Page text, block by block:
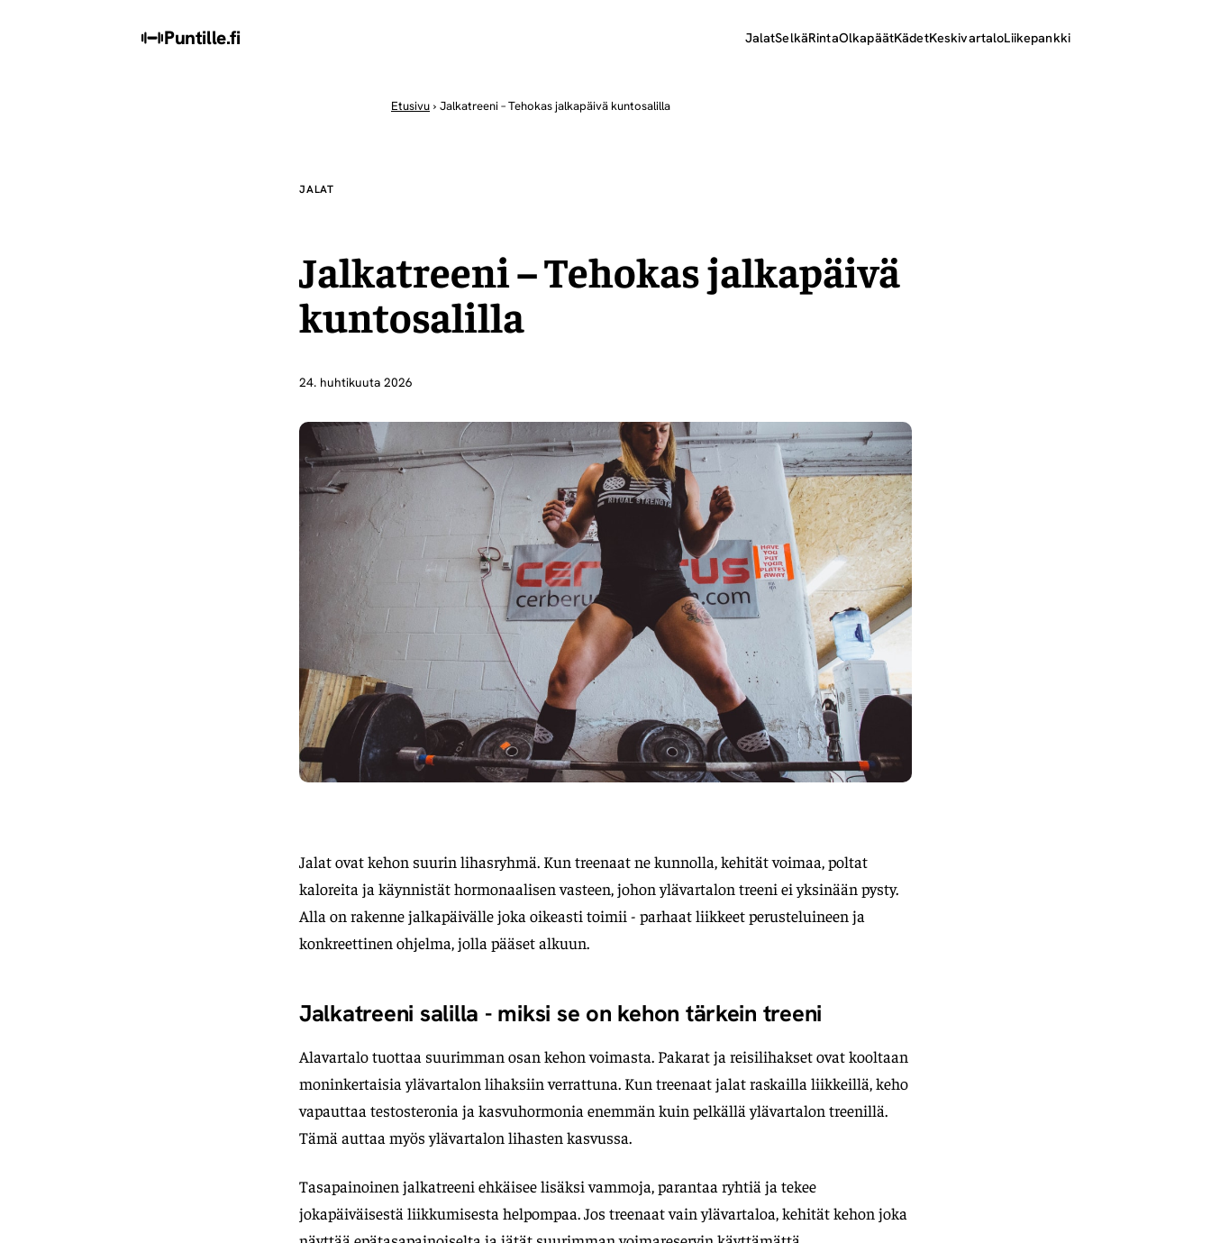
Puntille.fi JalatSelkäRintaOlkapäätKädetKeskivartaloLiikepankki
Etusivu › Jalkatreeni – Tehokas jalkapäivä kuntosalilla
JALAT
Jalkatreeni – Tehokas jalkapäivä
kuntosalilla
24. huhtikuuta 2026
Jalat ovat kehon suurin lihasryhmä. Kun treenaat ne kunnolla, kehität voimaa, poltat
kaloreita ja käynnistät hormonaalisen vasteen, johon ylävartalon treeni ei yksinään pysty.
Alla on rakenne jalkapäivälle joka oikeasti toimii - parhaat liikkeet perusteluineen ja
konkreettinen ohjelma, jolla pääset alkuun.
Jalkatreeni salilla - miksi se on kehon tärkein treeni
Alavartalo tuottaa suurimman osan kehon voimasta. Pakarat ja reisilihakset ovat kooltaan
moninkertaisia ylävartalon lihaksiin verrattuna. Kun treenaat jalat raskailla liikkeillä, keho
vapauttaa testosteronia ja kasvuhormonia enemmän kuin pelkällä ylävartalon treenillä.
Tämä auttaa myös ylävartalon lihasten kasvussa.
Tasapainoinen jalkatreeni ehkäisee lisäksi vammoja, parantaa ryhtiä ja tekee
jokapäiväisestä liikkumisesta helpompaa. Jos treenaat vain ylävartaloa, kehität kehon joka